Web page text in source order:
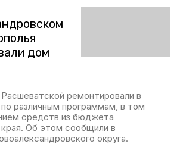
дом
ремонтировали в
различным программам, в том
средств из бюджета
Об этом сообщили в
округа.